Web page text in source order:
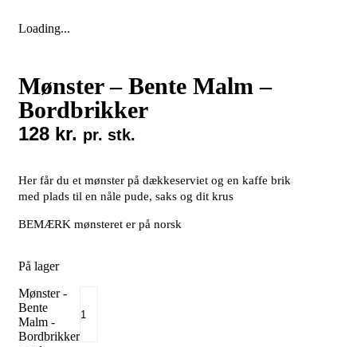
Loading...
Mønster – Bente Malm –
Bordbrikker
128 kr. pr. stk.
Her får du et mønster på dækkeserviet og en kaffe brik
med plads til en nåle pude, saks og dit krus
BEMÆRK mønsteret er på norsk
På lager
Mønster -
Bente
Malm -
Bordbrikker